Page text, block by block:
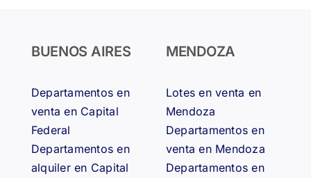
BUENOS AIRES
Departamentos en
venta en Capital
Federal
Departamentos en
alquiler en Capital
MENDOZA
Lotes en venta en
Mendoza
Departamentos en
venta en Mendoza
Departamentos en